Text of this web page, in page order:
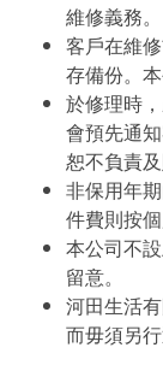
維修義務。
客戶在維
存備份。
於修理時
會預先通
恕不負責及
非保用年
件費則按
本公司不
留意。
河田生活
而毋須另行